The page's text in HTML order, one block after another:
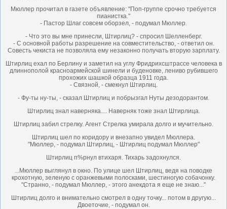
Мюллер прочитал в газете объявление: "Поп-группе срочно требуется
пианистка."
- Пастор Шлаг совсем оборзел, - подумал Мюллер.
- Что это вы мне принесли, Штирлиц? - спросил Шелленберг.
- С основной работы разрешение на совместительство, - ответил он.
Совесть чекиста не позволяла ему незаконно получать вторую зарплату.
Штирлиц ехал по Берлину и заметил на углу Фридрихсштрассе человека в
длиннополой красноармейской шинели и буденовке, лениво рубившего
прохожих шашкой образца 1911 года.
- Связной, - смекнул Штирлиц.
- Фу-ты ну-ты, - сказал Штирлиц и побрызгал Нуты дезодорантом.
Штирлиц знал наверняка.... Наверняк тоже знал Штирлица.
Штирлиц забил стрелку. Агент Стрелка умирала долго и мучительно.
Штирлиц шел по коридору и внезапно увидел Мюллера.
"Мюллер, - подумал Штирлиц, - Штирлиц подумал Мюллер"
Штирлиц п%рнул втихаря. Тихарь задохнулся.
...Мюллер выглянул в окно. По улице шел Штирлиц, ведя на поводке
крохотную, зеленую с оранжевыми полосками, шестиногую собачонку.
"Странно, - подумал Мюллер, - этого анекдота я еще не знаю..."
Штирлиц долго и внимательно смотрел в одну точку... потом в другую...
Двоеточие, - подумал он.